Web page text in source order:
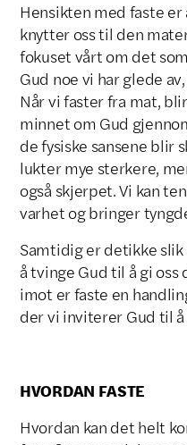
Hensikten med faste er
knytter oss til den
fokuset vårt om det
Gud noe vi har glede
Når vi faster fra mat,
minnet om Gud
de fysiske sansene blir
lukter mye sterkere,
også skjerpet. Vi kan
varhet og bringer
Samtidig er detikke
å tvinge Gud til å gi
imot er faste en
der vi inviterer Gud til
HVORDAN FASTE
Hvordan kan det helt